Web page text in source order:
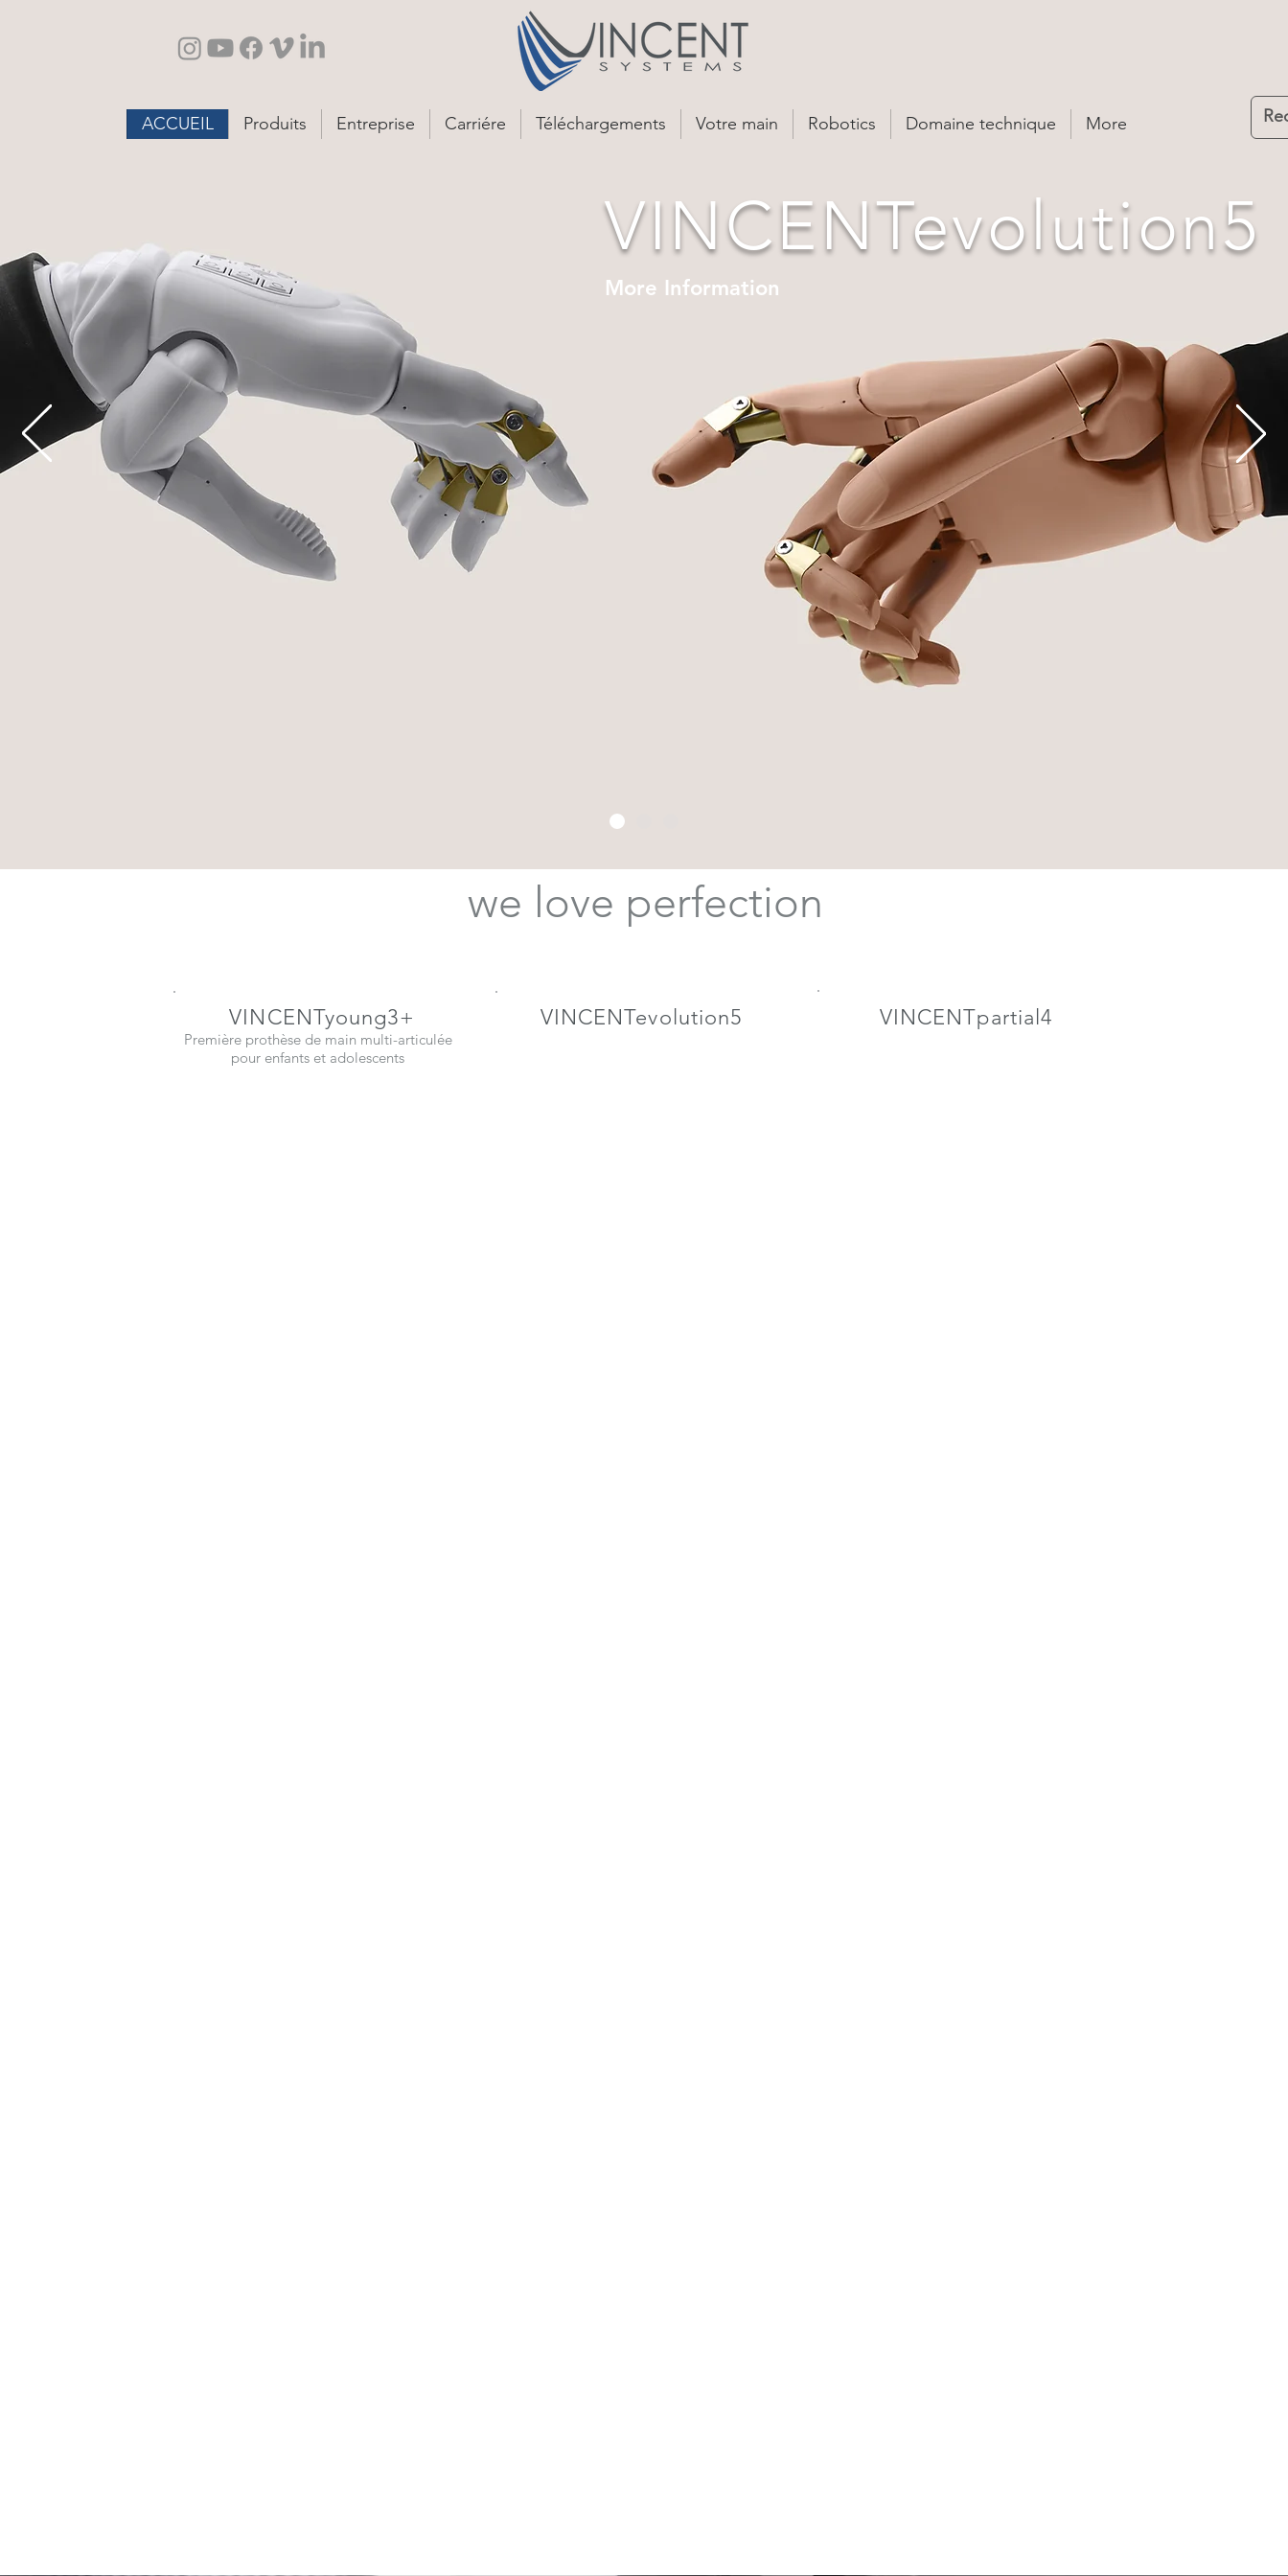
ACCUEIL Produits Entreprise Carriére Téléchargements Votre main Robotics Domaine technique More
VINCENTevolution5
More Information
we love perfection
Première prothèse de main multi-articulée
pour enfants et adolescents
VINCENTyoung3+ VINCENTevolution5 VINCENTpartial4